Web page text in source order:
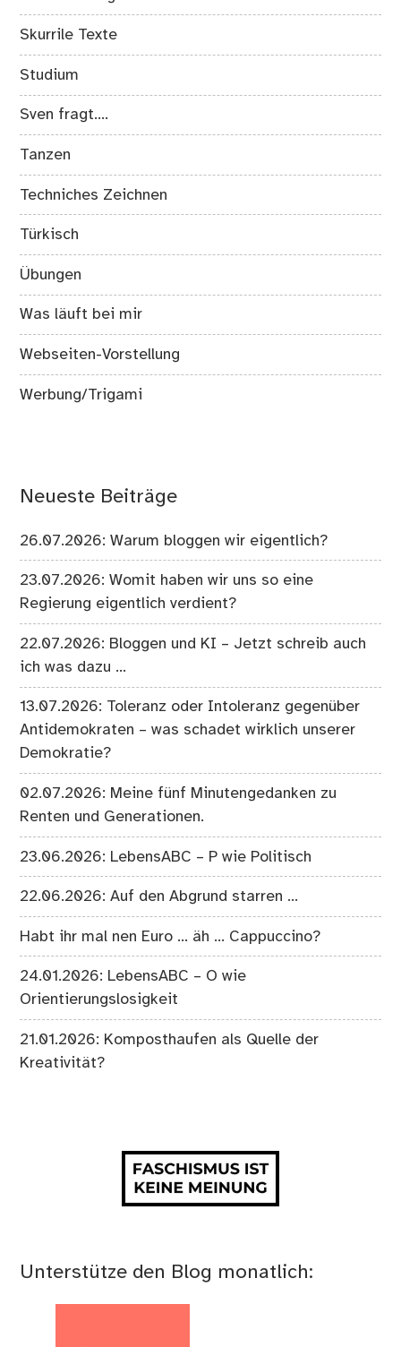
Skurrile Texte
Studium
Sven fragt….
Tanzen
Techniches Zeichnen
Türkisch
Übungen
Was läuft bei mir
Webseiten-Vorstellung
Werbung/Trigami
Neueste Beiträge
26.07.2026: Warum bloggen wir eigentlich?
23.07.2026: Womit haben wir uns so eine
Regierung eigentlich verdient?
22.07.2026: Bloggen und KI – Jetzt schreib auch
ich was dazu …
13.07.2026: Toleranz oder Intoleranz gegenüber
Antidemokraten – was schadet wirklich unserer
Demokratie?
02.07.2026: Meine fünf Minutengedanken zu
Renten und Generationen.
23.06.2026: LebensABC – P wie Politisch
22.06.2026: Auf den Abgrund starren …
Habt ihr mal nen Euro … äh … Cappuccino?
24.01.2026: LebensABC – O wie
Orientierungslosigkeit
21.01.2026: Komposthaufen als Quelle der
Kreativität?
Unterstütze den Blog monatlich: